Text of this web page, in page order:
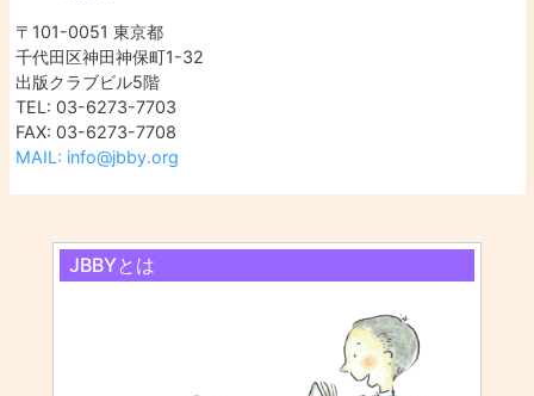
〒101-0051 東京都
千代田区神田神保町1-32
出版クラブビル5階
TEL: 03-6273-7703
FAX: 03-6273-7708
MAIL: info@jbby.org
JBBYとは